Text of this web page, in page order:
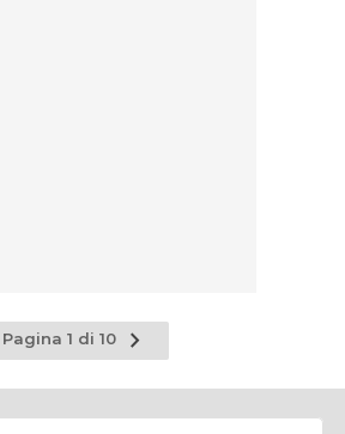
Pagina 1 di 10
Pagina
successiva